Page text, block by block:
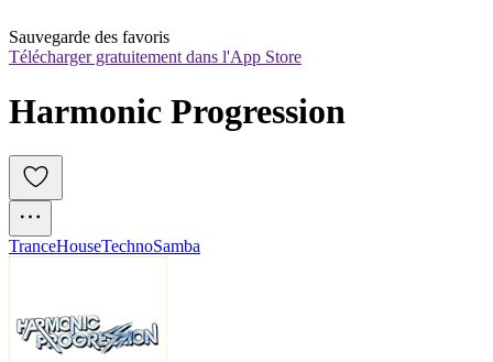
Sauvegarde des favoris
Télécharger gratuitement dans l'App Store
Harmonic Progression
TranceHouseTechnoSamba